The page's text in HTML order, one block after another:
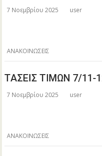
7 Νοεμβρίου 2025 user
ΑΝΑΚΟΙΝΩΣΕΙΣ
ΤΑΣΕΙΣ ΤΙΜΩΝ 7/11-
7 Νοεμβρίου 2025 user
ΑΝΑΚΟΙΝΩΣΕΙΣ